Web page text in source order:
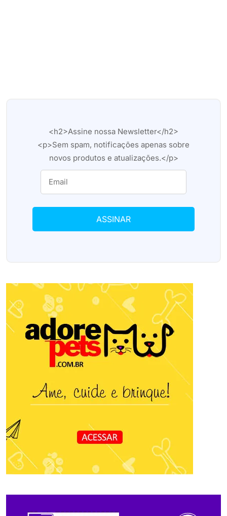
<h2>Assine nossa Newsletter</h2>
<p>Sem spam, notificações apenas sobre
novos produtos e atualizações.</p>
ASSINAR